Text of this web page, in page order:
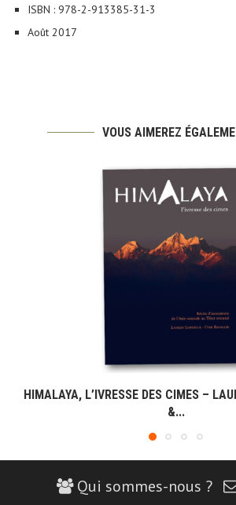
ISBN : 978-2-913385-31-3
Août 2017
VOUS AIMEREZ
HIMALAYA, L’IVRESSE DES CIMES –
&...
Qui sommes-nous ?